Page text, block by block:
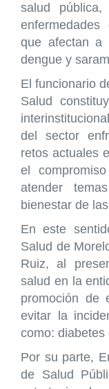
salud
enfermedades
que afectan a
dengue y
El funcionario
Salud
del sector
retos actuales
el
atender
bienestar de
En este
Salud de
Ruiz, al
salud en la
promoción de
evitar la
como: diabetes
Por su parte,
de Salud